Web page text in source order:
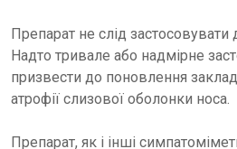
Препарат не слід
Надто тривале або надмірне
призвести до поновлення
атрофії слизової оболонки носа.
Препарат, як і інші